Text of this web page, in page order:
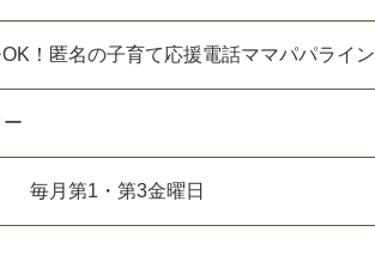
！匿名の子育て応援電話ママパパライン
ー
毎月 第1 ・ 第3金曜 日